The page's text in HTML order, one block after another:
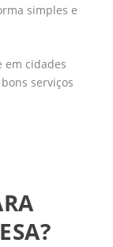
simples e
em cidades
serviços